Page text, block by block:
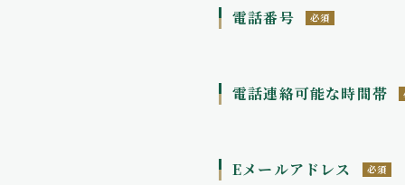
電話番号 必須
電話連絡可能な時間帯
Eメールアドレス 必須